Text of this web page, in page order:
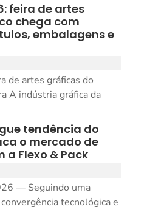
feira de artes
chega com
embalagens e
de artes gráficas do
A indústria gráfica da
tendência do
o mercado de
Flexo & Pack
— Seguindo uma
tecnológica e